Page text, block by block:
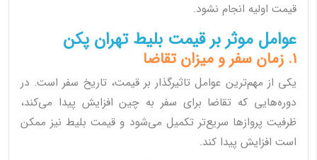
قیمت اولیه انجام نشود.
عوامل موثر بر قیمت بلیط تهران پکن
1. زمان سفر و میزان تقاضا
یکی از مهم‌ترین عوامل تاثیرگذار بر قیمت، تاریخ سفر است. در
دوره‌هایی که تقاضا برای سفر به چین افزایش پیدا می‌کند،
ظرفیت پروازها سریع‌تر تکمیل می‌شود و قیمت بلیط نیز ممکن
است افزایش پیدا کند.